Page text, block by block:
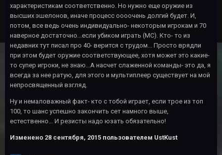
характеристикам соответственно. Но нужно еще оружие из
высших эшелонов, иначе процесс оооочень долгий будет. И,
потом, все ведь очень индивидуально- некоторым игрокам и 70
наверное достаточно...если убиком играть (МС). Кто- то из
недавних тут писал про 40- верится с трудом... Просто врядли
при этом будет оружие соответствующее, хотя может это какие-
то супер игроки, не знаю...А насчет слаженной команды- это да, я
всегда за нее ратую, для этого и мультиплеер существует на мой
непросвященный взгляд.
Ну и немаловажный факт- кто с тобой играет, если трое из топ
100, то шанс успешно закончить сет намного выше,
естественно... И резисты надо юзать обязательно!
Изменено 28 сентября, 2015 пользователем UstKust